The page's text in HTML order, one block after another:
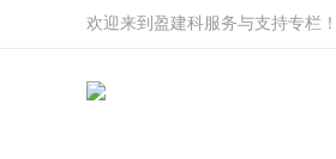
欢迎来到盈建科服务与支持专栏！